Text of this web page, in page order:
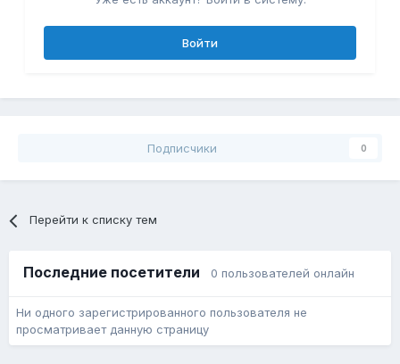
Войти
Подписчики 0
Перейти к списку тем
Последние посетители 0 пользователей онлайн
Ни одного зарегистрированного пользователя не
просматривает данную страницу